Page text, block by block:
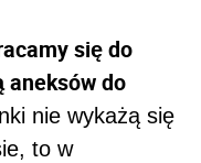
się do
aneksów do
nie wykażą się
to w